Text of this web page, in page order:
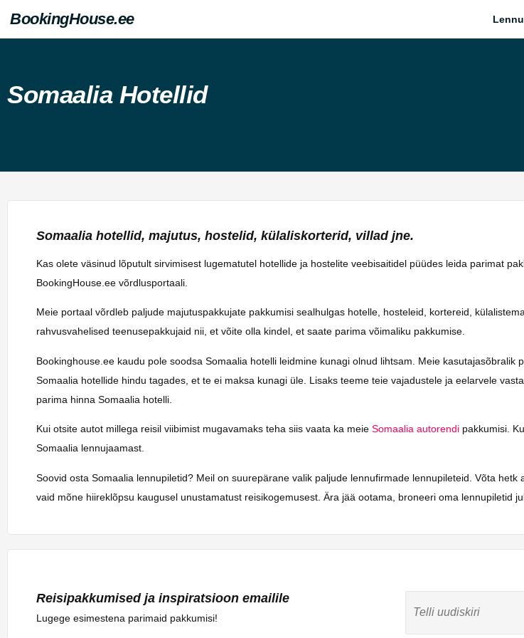
BookingHouse.ee
Somaalia Hotellid
Somaalia hotellid, majutus, hostelid, külaliskorterid, villad jne.
Kas olete väsinud lõputult sirvimisest lugematutel hotellide ja hostelite veebisaitidel püüdes leida parimat
BookingHouse.ee võrdlusportaali.
Meie portaal võrdleb paljude majutuspakkujate pakkumisi sealhulgas hotelle, hosteleid, kortereid,
rahvusvahelised teenusepakkujaid nii, et võite olla kindel, et saate parima võimaliku pakkumise.
Bookinghouse.ee kaudu pole soodsa Somaalia hotelli leidmine kunagi olnud lihtsam. Meie kasutajasõbralik
Somaalia hotellide hindu tagades, et te ei maksa kunagi üle. Lisaks teeme teie vajadustele ja eelarvele
parima hinna Somaalia hotelli.
Kui otsite autot millega reisil viibimist mugavamaks teha siis vaata ka meie Somaalia autorendi pakkumisi.
Somaalia lennujaamast.
Soovid osta Somaalia lennupiletid? Meil on suurepärane valik paljude lennufirmade lennupileteid. Võta hetk
vaid mõne hiireklõpsu kaugusel unustamatust reisikogemusest. Ära jää ootama, broneeri oma lennupiletid
Reisipakkumised ja inspiratsioon emailile
Lugege esimestena parimaid pakkumisi!